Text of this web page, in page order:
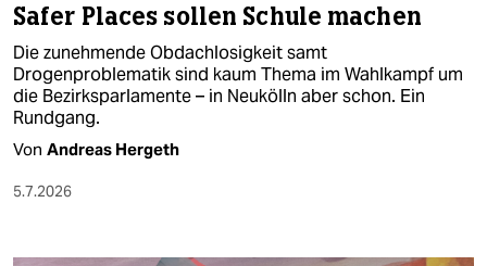
Safer Places sollen Schule machen
Die zunehmende Obdachlosigkeit samt
Drogenproblematik sind kaum Thema im Wahlkampf um
die Bezirksparlamente – in Neukölln aber schon. Ein
Rundgang.
Von Andreas Hergeth
5.7.2026